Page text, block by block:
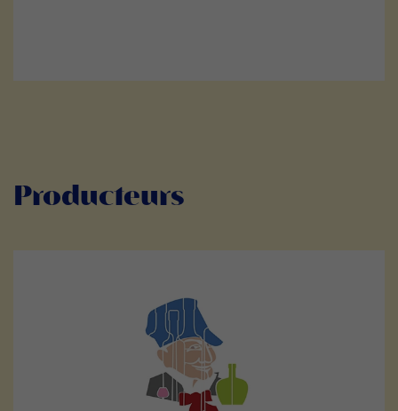
Producteurs